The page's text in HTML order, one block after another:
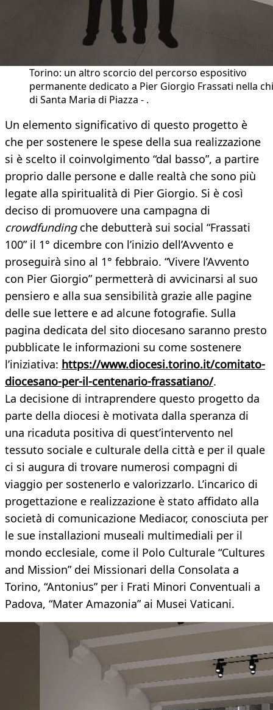
Torino: un altro scorcio del percorso espositivo
permanente dedicato a Pier Giorgio Frassati nella
di Santa Maria di Piazza - .
Un elemento significativo di questo progetto è
che per sostenere le spese della sua realizzazione
si è scelto il coinvolgimento “dal basso”, a partire
proprio dalle persone e dalle realtà che sono più
legate alla spiritualità di Pier Giorgio. Si è così
deciso di promuovere una campagna di
crowdfundingche debutterà sui social “Frassati
100” il 1° dicembre con l’inizio dell’Avvento e
proseguirà sino al 1° febbraio. “Vivere l’Avvento
con Pier Giorgio” permetterà di avvicinarsi al suo
pensiero e alla sua sensibilità grazie alle pagine
delle sue lettere e ad alcune fotografie. Sulla
pagina dedicata del sito diocesano saranno presto
pubblicate le informazioni su come sostenere
l’iniziativa: https://www.diocesi.torino.it/comitato-
diocesano-per-il-centenario-frassatiano/.
La decisione di intraprendere questo progetto da
parte della diocesi è motivata dalla speranza di
una ricaduta positiva di quest’intervento nel
tessuto sociale e culturale della città e per il quale
ci si augura di trovare numerosi compagni di
viaggio per sostenerlo e valorizzarlo. L’incarico di
progettazione e realizzazione è stato affidato alla
società di comunicazione Mediacor, conosciuta per
le sue installazioni museali multimediali per il
mondo ecclesiale, come il Polo Culturale “Cultures
and Mission” dei Missionari della Consolata a
Torino, “Antonius” per i Frati Minori Conventuali a
Padova, “Mater Amazonia” ai Musei Vaticani.